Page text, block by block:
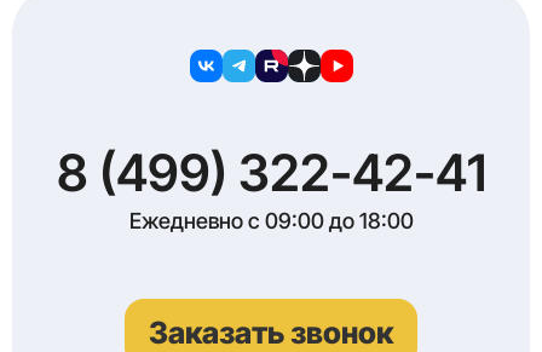
8 (499) 322-42-41
Ежедневно с 09:00 до 18:00
Заказать звонок